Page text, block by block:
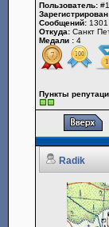
Пользователь:
Сообщений: 1301
Откуда: Санкт
Медали : 4
Пункты
Radik